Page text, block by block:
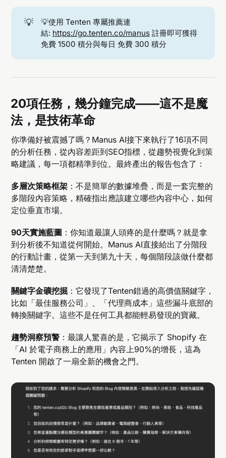
💡
💡使用 Tenten 專屬推薦連
結: https://go.tenten.co/manus註冊即可獲得
免費 1500 積分與每日 免費 300 積分
20項任務，幾分鐘完成——這不是魔
法，是技術革命
你準備好被震撼了嗎？Manus AI接下來執行了16項不同
的分析任務，從內容差距到SEO指標，從趨勢視覺化到策
略建議，每一項都精準到位。最終產出的報告包含了：
多層次策略框架 ：不是簡單的數據堆疊，而是一套完整的
多階段內容策略，精確指出應該建立哪些內容中心，如何
定位垂直市場。
90天實施藍圖 ：你知道最讓人頭疼的是什麼嗎？就是拿
到分析後不知道從何開始。Manus AI直接給出了分階段
的行動計畫，從第一天到第九十天，每個階段該做什麼都
清清楚楚。
關鍵字金礦挖掘 ：它發現了Tenten錯過的高價值關鍵字，
比如「最佳服務公司」、「代理商成本」這些漏斗底部的
轉換關鍵字。這些不是任何工具都能輕易發現的寶藏。
趨勢洞察預警 ：最讓人驚喜的是，它揭示了 Shopify 在
「AI 於電子商務上的應用」內容上90%的增長，這為
Tenten 開啟了一扇全新的機會之門。